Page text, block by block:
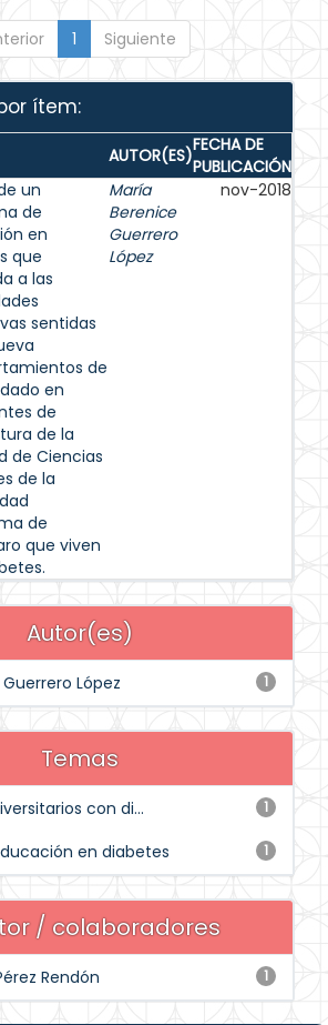
1 Siguiente
ítem:
AUTOR(ES)FECHA DE
PUBLICACIÓN
un
de
en
que
a las
sentidas
de
en
de
de la
de Ciencias
de la
de
que viven
María
Berenice
Guerrero
López
nov-2018
Autor(es)
1
López
Temas
1
con di...
1
en diabetes
/ colaboradores
1
Rendón